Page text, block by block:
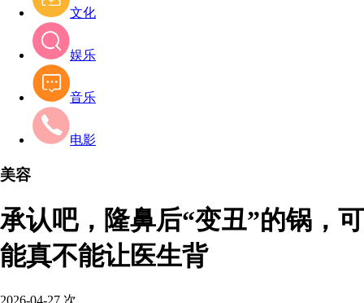
文化
娱乐
音乐
电影
美容
承认吧，隆鼻后“变丑”的锅，可
能真不能让医生背
2026-04-27 次